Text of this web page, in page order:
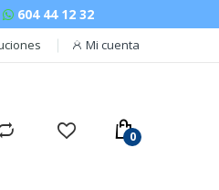
604 44 12 32
Mi cuenta